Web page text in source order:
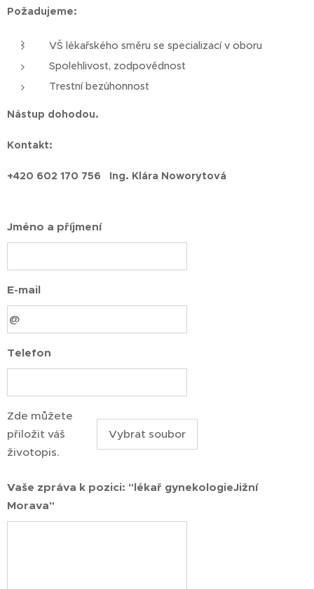
Požadujeme:
VŠ lékařského směru se specializací v oboru
Spolehlivost, zodpovědnost
Trestní bezúhonnost
Nástup dohodou.
Kontakt:
+420 602 170 756 Ing. Klára Noworytová
Jméno a příjmení
E-mail
Telefon
Zde můžete
přiložit váš
životopis.
Vybrat soubor
Vaše zpráva k pozici: "lékař gynekologieJižní
Morava"